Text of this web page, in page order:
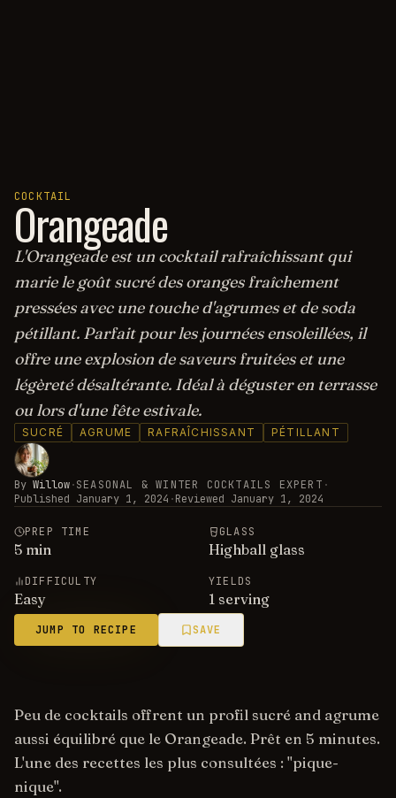
COCKTAIL
Orangeade
L'Orangeade est un cocktail rafraîchissant qui
marie le goût sucré des oranges fraîchement
pressées avec une touche d'agrumes et de soda
pétillant. Parfait pour les journées ensoleillées, il
offre une explosion de saveurs fruitées et une
légèreté désaltérante. Idéal à déguster en terrasse
ou lors d'une fête estivale.
SUCRÉ AGRUME RAFRAÎCHISSANT PÉTILLANT
By Willow·SEASONAL & WINTER COCKTAILS EXPERT ·
Published January 1, 2024 ·Reviewed January 1, 2024
PREP TIME
5 min
GLASS
Highball glass
DIFFICULTY
Easy
YIELDS
1 serving
JUMP TO RECIPE SAVE
Peu de cocktails offrent un profil sucré and agrume
aussi équilibré que le Orangeade. Prêt en 5 minutes.
L'une des recettes les plus consultées : "pique-
nique".